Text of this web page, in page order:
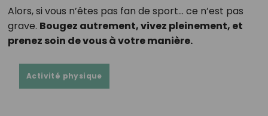
Alors, si vous n’êtes pas fan de sport… ce n’est pas
grave. Bougez autrement, vivez pleinement, et
prenez soin de vous à votre manière.
Activité physique